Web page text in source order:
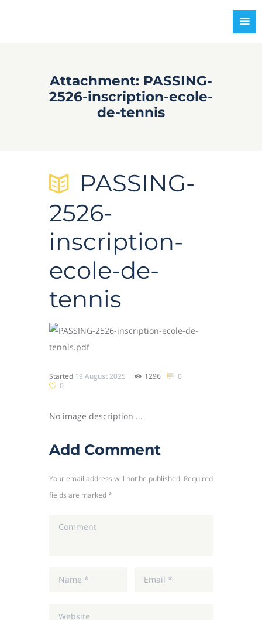
Attachment: PASSING-
2526-inscription-ecole-
de-tennis
PASSING-
2526-
inscription-
ecole-de-
tennis
Started 19 August 2025 1296
0
0
No image description ...
Add Comment
Your email address will not be published. Required
fields are marked *